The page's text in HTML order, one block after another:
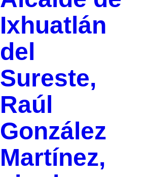
Ixhuatlán
del
Sureste,
Raúl
González
Martínez,